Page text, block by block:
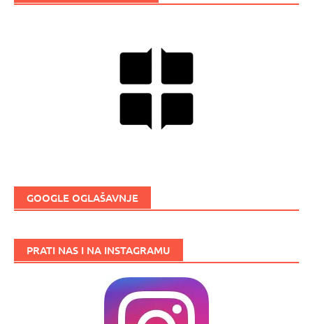
GOOGLE OGLAŠAVNJE
PRATI NAS I NA INSTAGRAMU